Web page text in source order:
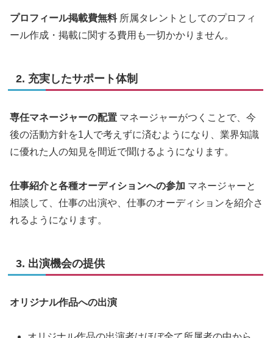
プロフィール掲載費無料所属タレントとしてのプロフィ
ール作成・掲載に関する費用も一切かかりません。
2. 充実したサポート体制
専任マネージャーの配置 マネージャーがつくことで、今
後の活動方針を1人で考えずに済むようになり、業界知識
に優れた人の知見を間近で聞けるようになります。
仕事紹介と各種オーディションへの参加 マネージャーと
相談して、仕事の出演や、仕事のオーディションを紹介さ
れるようになります。
3. 出演機会の提供
オリジナル作品への出演